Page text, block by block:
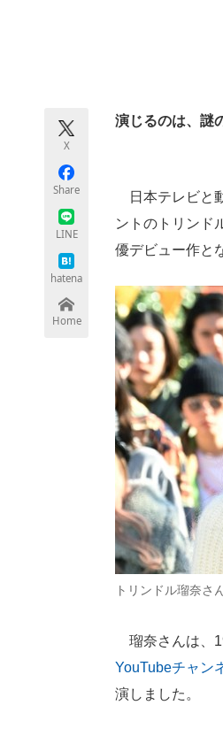
X
Share
LINE
hatena
Home
演じるのは、謎
日本テレビと
ントのトリンド
優デビュー作と
トリンドル瑠奈さ
瑠奈さんは、
YouTubeチャン
演しました。